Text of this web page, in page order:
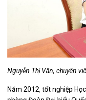
Nguyễn Thị Vân, chuyên
Năm 2012, tốt nghiệp